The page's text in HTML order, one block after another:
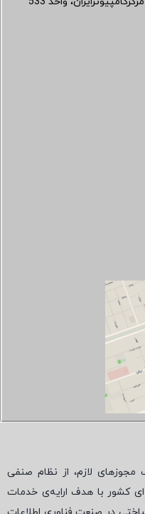
مجوزهای لازم، از نظام صنفی
ای کشور با هدف ارایه‌ی خدمات